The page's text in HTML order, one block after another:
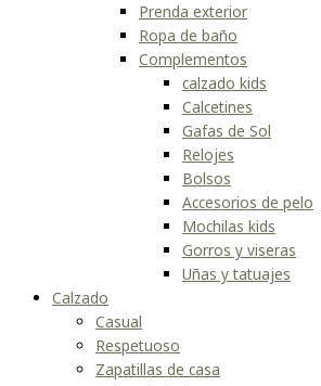
Prenda exterior
Ropa de baño
Complementos
calzado kids
Calcetines
Gafas de Sol
Relojes
Bolsos
Accesorios de pelo
Mochilas kids
Gorros y viseras
Uñas y tatuajes
Calzado
Casual
Respetuoso
Zapatillas de casa